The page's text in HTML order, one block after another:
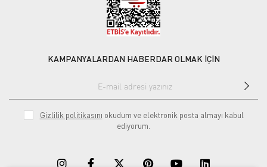
KAMPANYALARDAN HABERDAR OLMAK İÇİN
Gizlilik politikasını okudum ve elektronik posta almayı kabul
ediyorum.